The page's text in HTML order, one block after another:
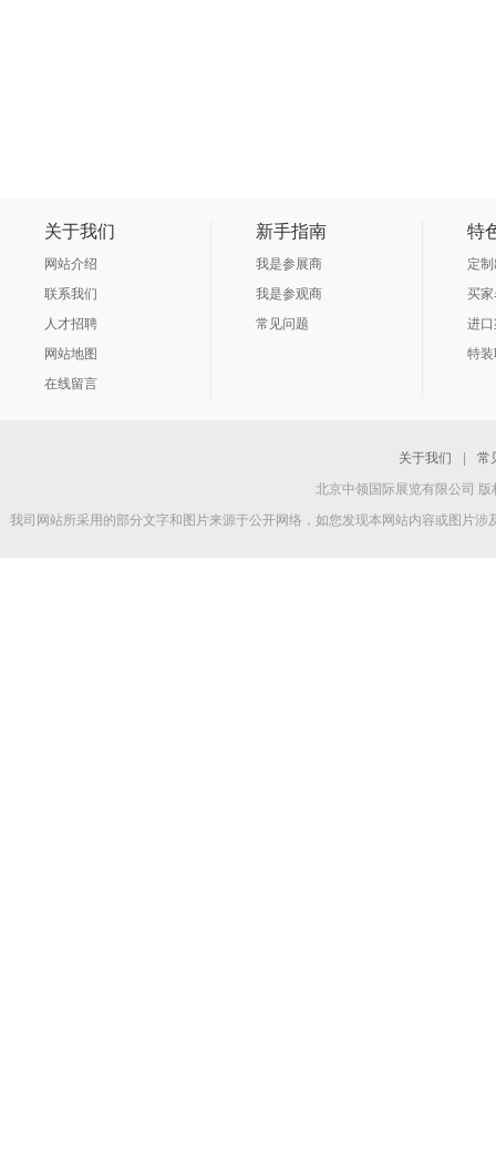
关于我们
网站介绍
联系我们
人才招聘
网站地图
在线留言
新手指南
我是参展商
我是参观商
常见问题
特
定
买
进
特
关于我们
常
北京中领国际展览有限公司
我司网站所采用的部分文字和图片来源于公开网络，如您发现本网站内容或图片